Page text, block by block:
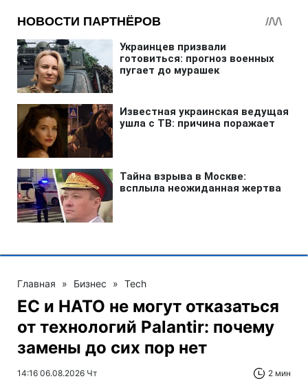
Главная » Бизнес » Tech
ЕС и НАТО не могут отказаться
от технологий Palantir: почему
замены до сих пор нет
14:16 06.08.2026 Чт 2 мин